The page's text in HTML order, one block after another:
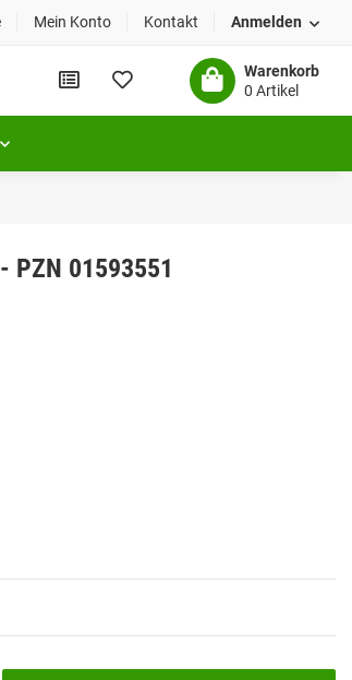
Mein Konto Kontakt Anmelden
Warenkorb
0 Artikel
PZN 01593551